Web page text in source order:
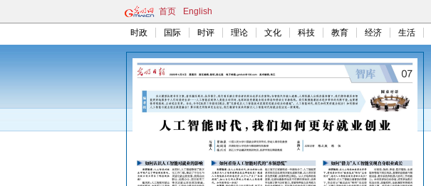
首页 English
时政 国际 时评 理论 文化 科技 教育 经济 生活